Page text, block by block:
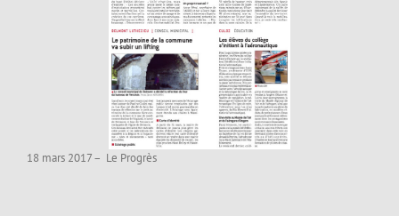
18 mars 2017 – Le Progrès